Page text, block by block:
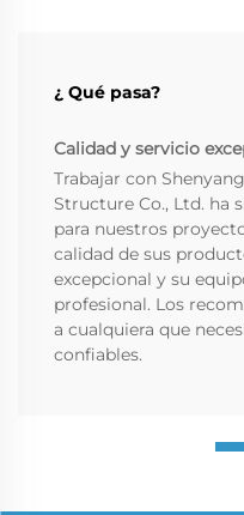
¿ Qué pasa?
Calidad y servicio
Trabajar con
Structure Co., Ltd. ha
para nuestros
calidad de sus
excepcional y su
profesional. Los
a cualquiera que
confiables.